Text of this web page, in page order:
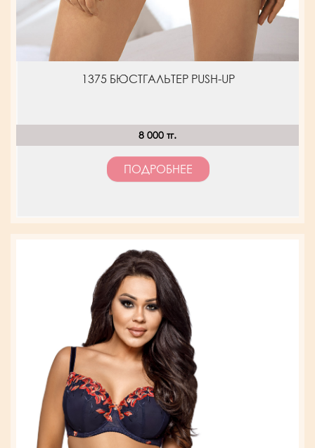
1375 БЮСТГАЛЬТЕР PUSH-UP
8 000 тг.
ПОДРОБНЕЕ